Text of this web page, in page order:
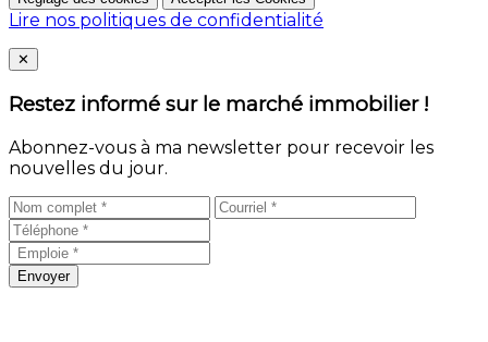
Lire nos politiques de confidentialité
Close
✕
Restez informé sur le marché immobilier !
Abonnez-vous à ma newsletter pour recevoir les
nouvelles du jour.
Envoyer